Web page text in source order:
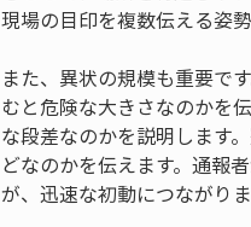
現場の目印を複数伝える姿勢
また、異状の規模も重要で
むと危険な大きさなのかを
な段差なのかを説明します
どなのかを伝えます。通報
が、迅速な初動につながりま